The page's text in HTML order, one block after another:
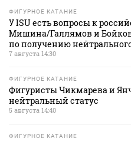
ФИГУРНОЕ КАТАНИЕ
У ISU есть вопросы к
Мишина/Галлямов и
по получению
7 августа 14:30
ФИГУРНОЕ КАТАНИЕ
Фигуристы Чикмарева и
нейтральный статус
5 августа 14:40
ФИГУРНОЕ КАТАНИЕ